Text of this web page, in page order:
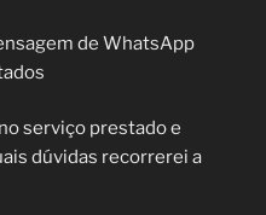
de WhatsApp
serviço prestado e
dúvidas recorrerei a